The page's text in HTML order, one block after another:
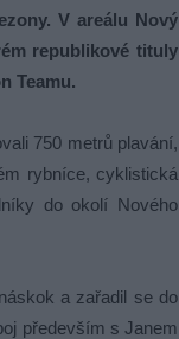
V areálu Nový
republikové tituly
Teamu.
750 metrů plavání,
rybníce, cyklistická
do okolí Nového
a zařadil se do
především s Janem